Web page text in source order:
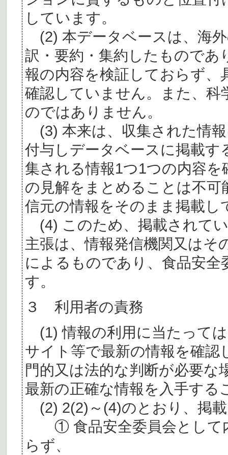
しています。
(2) 本データベースは、海
訳・要約・集約したものであ
報の内容を検証しておらず、
確認していません。また、
のではありません。
(3) 本来は、収集された情
付与しデータベースに掲載
集される情報1つ1つの内容
の見解をまとめることは不
信元の情報をそのまま掲載し
(4) このため、掲載されて
主張は、情報発信機関又はそ
によるものであり、食品安
す。
３ 利用者の責務
(1) 情報の利用に当たって
サイト等で最新の情報を確認
門的又は法的な判断が必要
最新の正確な情報を入手する
(2) 2(2)～(4)のとおり、掲
① 食品安全委員会として
らず、